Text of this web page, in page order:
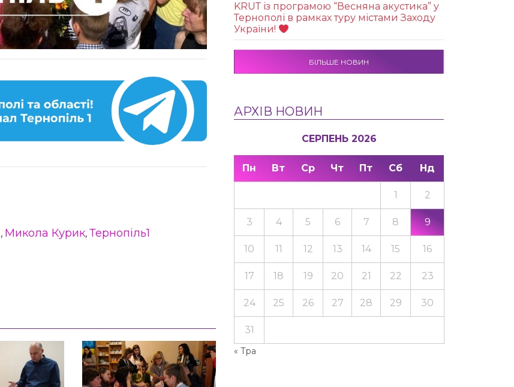
, Микола Курик, Тернопіль1
KRUТ із програмою “Весняна акустика” у
Тернополі в рамках туру містами Заходу
України!
БІЛЬШЕ НОВИН
АРХІВ НОВИН
СЕРПЕНЬ 2026
Пн Вт Ср Чт Пт Сб Нд
« Тра
1 2
3 4 5 6 7 8 9
10 11 12 13 14 15 16
17 18 19 20 21 22 23
24 25 26 27 28 29 30
31